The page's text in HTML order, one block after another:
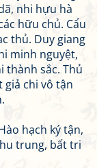
nhi hựu hà
hữu chủ. Cẩu
thủ. Duy giang
minh nguyệt,
thành sắc. Thủ
giả chi vô tận
hạch ký tận,
trung, bất tri